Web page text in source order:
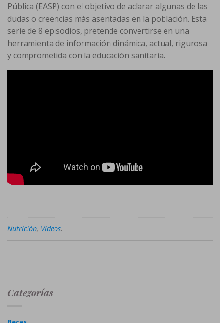
Pública (EASP) con el objetivo de aclarar algunas de las
dudas o creencias más asentadas en la población. Esta
serie de 8 episodios, pretende convertirse en una
herramienta de información dinámica, actual, rigurosa
y comprometida con la educación sanitaria.
Nutrición, Videos.
Categorías